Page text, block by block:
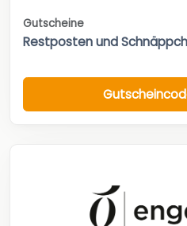
Gutscheine
Restposten und